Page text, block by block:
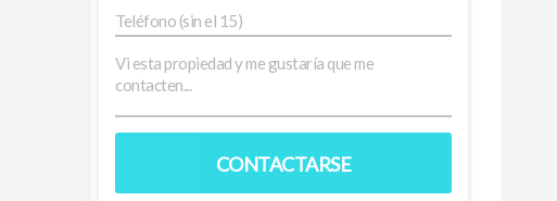
CONTACTARSE